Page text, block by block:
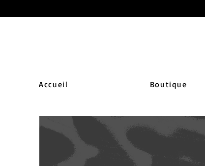
Accueil Boutique